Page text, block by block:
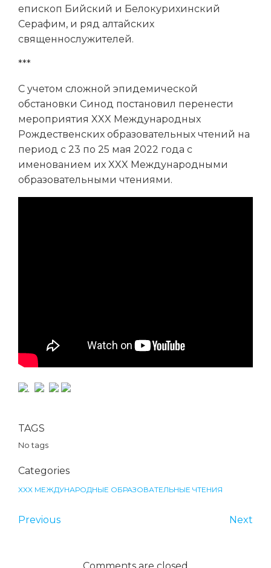
епископ Бийский и Белокурихинский
Серафим, и ряд алтайских
священнослужителей.
***
С учетом сложной эпидемической
обстановки Синод постановил перенести
мероприятия XXX Международных
Рождественских образовательных чтений на
период с 23 по 25 мая 2022 года с
именованием их XXX Международными
образовательными чтениями.
.
TAGS
No tags
Categories
XXX МЕЖДУНАРОДНЫЕ ОБРАЗОВАТЕЛЬНЫЕ ЧТЕНИЯ
Previous Next